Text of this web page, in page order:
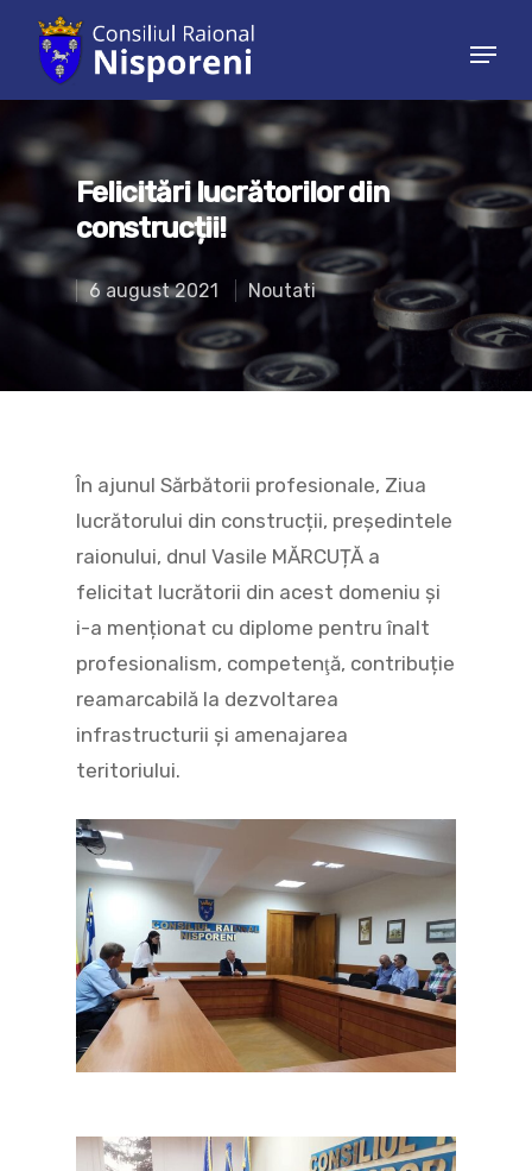
Hit enter to search or ESC to close
Felicitări lucrătorilor din
construcții!
6 august 2021 Noutati
În ajunul Sărbătorii profesionale, Ziua
lucrătorului din construcții, președintele
raionului, dnul Vasile MĂRCUȚĂ a
felicitat lucrătorii din acest domeniu și
i-a menționat cu diplome pentru înalt
profesionalism, competenţă, contribuție
reamarcabilă la dezvoltarea
infrastructurii și amenajarea
teritoriului.